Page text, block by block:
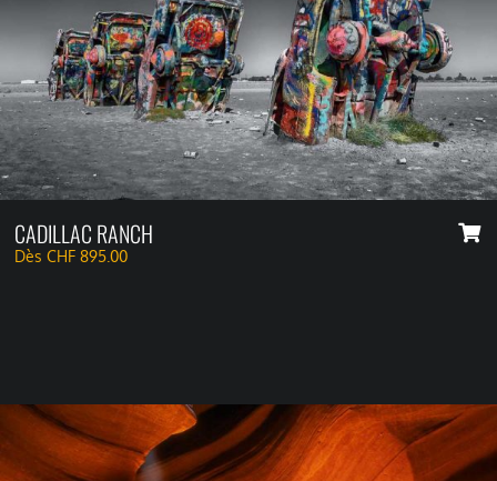
CADILLAC RANCH
DèsCHF 895.00